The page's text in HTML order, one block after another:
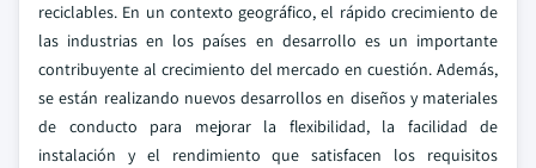
reciclables. En un contexto geográfico, el rápido crecimiento de
las industrias en los países en desarrollo es un importante
contribuyente al crecimiento del mercado en cuestión. Además,
se están realizando nuevos desarrollos en diseños y materiales
de conducto para mejorar la flexibilidad, la facilidad de
instalación y el rendimiento que satisfacen los requisitos